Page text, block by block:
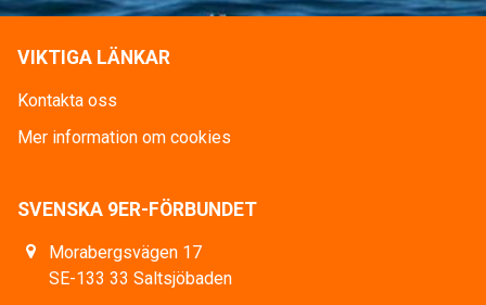
VIKTIGA LÄNKAR
Kontakta oss
Mer information om cookies
SVENSKA 9ER-FÖRBUNDET
Morabergsvägen 17
SE-133 33 Saltsjöbaden